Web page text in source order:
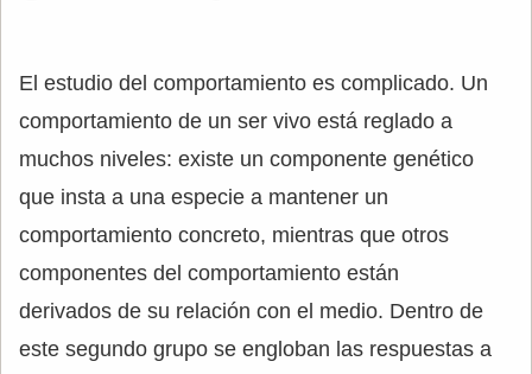
El estudio del comportamiento es complicado. Un
comportamiento de un ser vivo está reglado a
muchos niveles: existe un componente genético
que insta a una especie a mantener un
comportamiento concreto, mientras que otros
componentes del comportamiento están
derivados de su relación con el medio. Dentro de
este segundo grupo se engloban las respuestas a